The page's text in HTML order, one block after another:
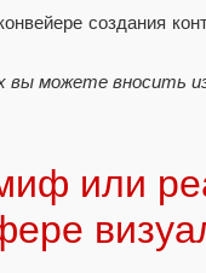
создания
можете вносить
или